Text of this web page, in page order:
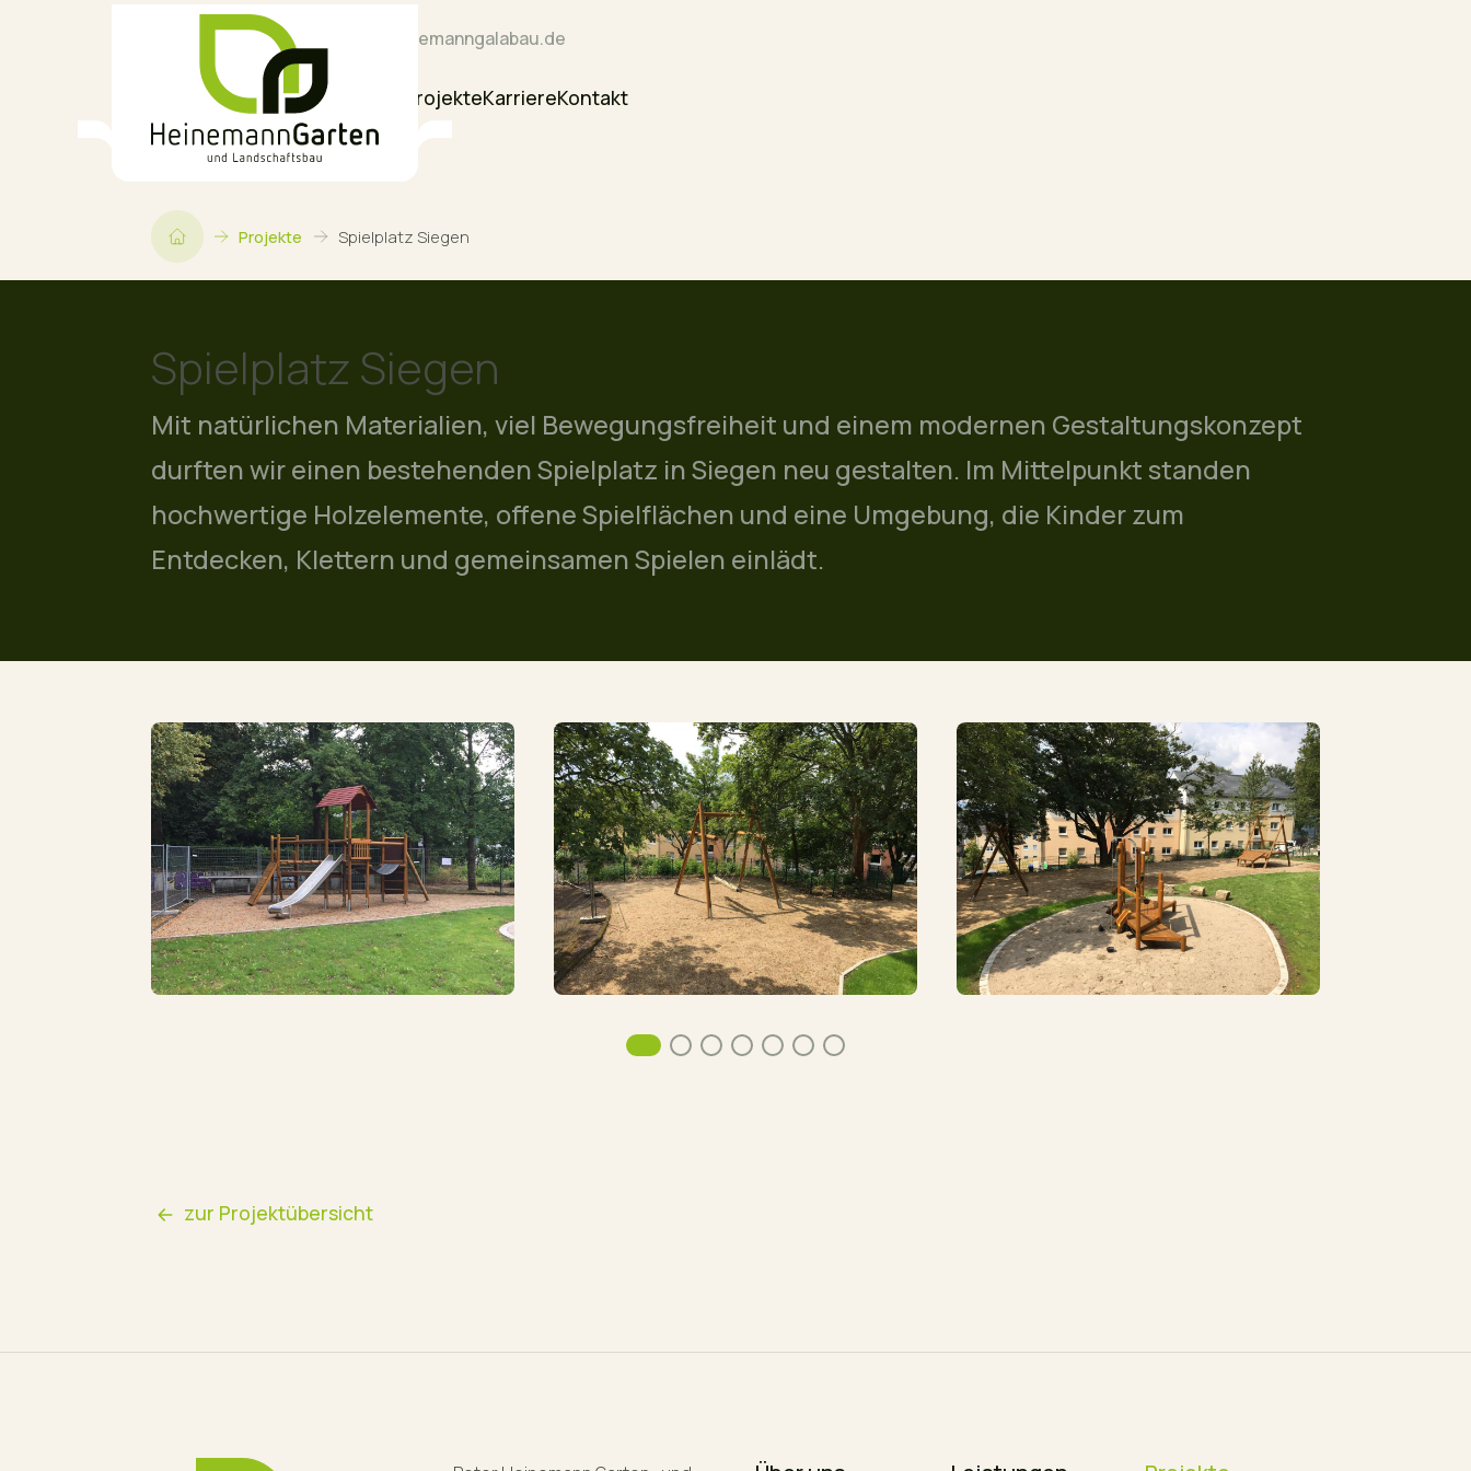
02723 97410 info@heinemanngalabau.de
Über unsLeistungen ProjekteKarriereKontakt
Projekte Spielplatz Siegen
Spielplatz Siegen
Mit natürlichen Materialien, viel Bewegungsfreiheit und einem modernen Gestaltungskonzept
durften wir einen bestehenden Spielplatz in Siegen neu gestalten. Im Mittelpunkt standen
hochwertige Holzelemente, offene Spielflächen und eine Umgebung, die Kinder zum
Entdecken, Klettern und gemeinsamen Spielen einlädt.
zur Projektübersicht